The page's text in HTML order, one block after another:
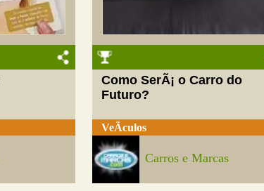
Como SerÃ¡ o Carro do
Futuro?
VeÃ­culos
Carros e Marcas